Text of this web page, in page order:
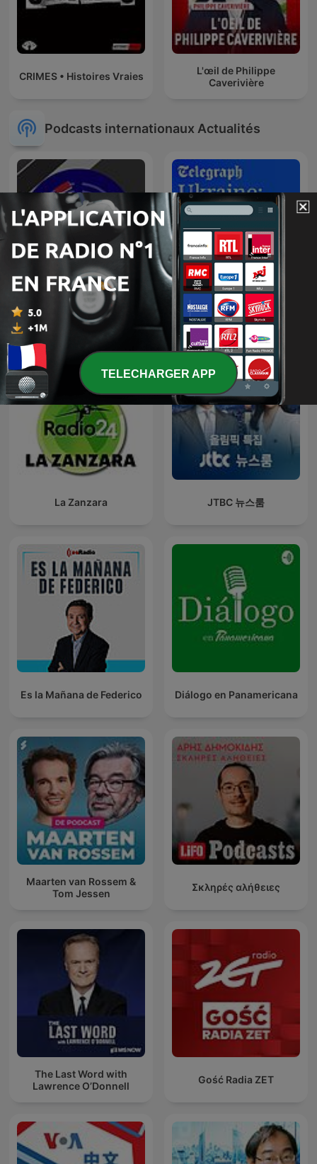
CRIMES • Histoires Vraies
L'œil de Philippe
Caverivière
Podcasts internationaux Actualités
O É da Coisa Ukraine: The Latest
La Zanzara JTBC 뉴스룸
Es la Mañana de Federico Diálogo en Panamericana
Maarten van Rossem &
Tom Jessen
Σκληρές αλήθειες
The Last Word with
Lawrence O’Donnell
Gość Radia ZET
TELECHARGER APP